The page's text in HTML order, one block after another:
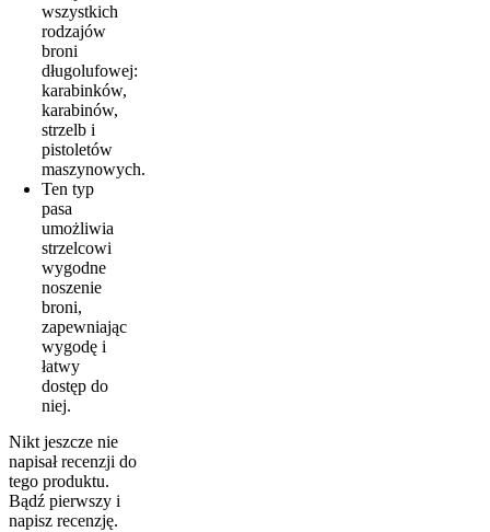
wszystkich
rodzajów
broni
długolufowej:
karabinków,
karabinów,
strzelb i
pistoletów
maszynowych.
Ten typ
pasa
umożliwia
strzelcowi
wygodne
noszenie
broni,
zapewniając
wygodę i
łatwy
dostęp do
niej.
Nikt jeszcze nie
napisał recenzji do
tego produktu.
Bądź pierwszy i
napisz recenzję.